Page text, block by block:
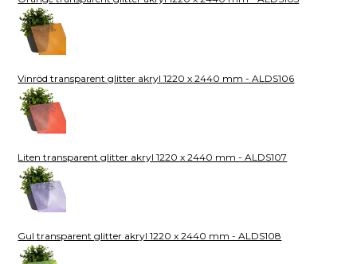
Vinröd transparent glitter akryl 1220 x 2440 mm - ALDS106
Liten transparent glitter akryl 1220 x 2440 mm - ALDS107
Gul transparent glitter akryl 1220 x 2440 mm - ALDS108